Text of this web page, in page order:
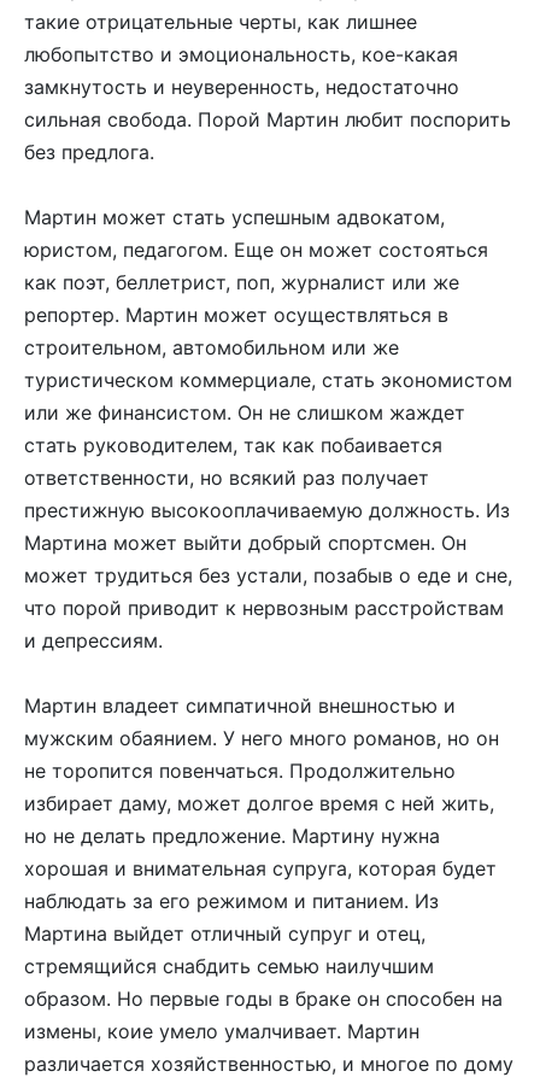
такие отрицательные черты, как лишнее
любопытство и эмоциональность, кое-какая
замкнутость и неуверенность, недостаточно
сильная свобода. Порой Мартин любит поспорить
без предлога.
Мартин может стать успешным адвокатом,
юристом, педагогом. Еще он может состояться
как поэт, беллетрист, поп, журналист или же
репортер. Мартин может осуществляться в
строительном, автомобильном или же
туристическом коммерциале, стать экономистом
или же финансистом. Он не слишком жаждет
стать руководителем, так как побаивается
ответственности, но всякий раз получает
престижную высокооплачиваемую должность. Из
Мартина может выйти добрый спортсмен. Он
может трудиться без устали, позабыв о еде и сне,
что порой приводит к нервозным расстройствам
и депрессиям.
Мартин владеет симпатичной внешностью и
мужским обаянием. У него много романов, но он
не торопится повенчаться. Продолжительно
избирает даму, может долгое время с ней жить,
но не делать предложение. Мартину нужна
хорошая и внимательная супруга, которая будет
наблюдать за его режимом и питанием. Из
Мартина выйдет отличный супруг и отец,
стремящийся снабдить семью наилучшим
образом. Но первые годы в браке он способен на
измены, коие умело умалчивает. Мартин
различается хозяйственностью, и многое по дому